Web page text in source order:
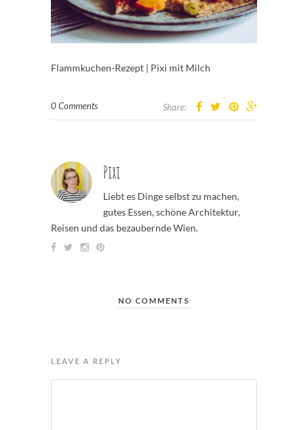
Flammkuchen-Rezept | Pixi mit Milch
0 Comments Share:
Pixi
Liebt es Dinge selbst zu machen,
gutes Essen, schöne Architektur,
Reisen und das bezaubernde Wien.
NO COMMENTS
LEAVE A REPLY